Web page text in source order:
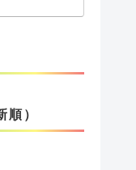
順）